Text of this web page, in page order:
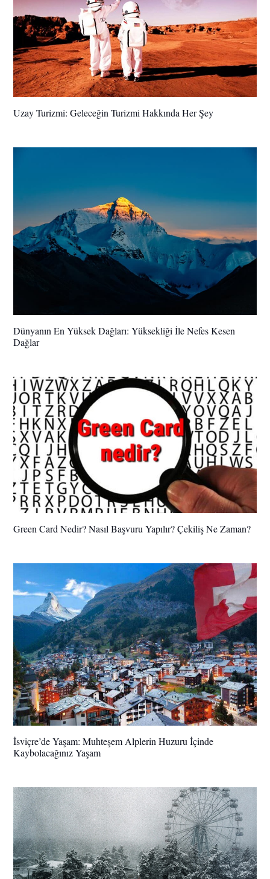
Uzay Turizmi: Geleceğin Turizmi Hakkında Her Şey
Dünyanın En Yüksek Dağları: Yüksekliği İle Nefes Kesen
Dağlar
Green Card Nedir? Nasıl Başvuru Yapılır? Çekiliş Ne Zaman?
İsviçre’de Yaşam: Muhteşem Alplerin Huzuru İçinde
Kaybolacağınız Yaşam